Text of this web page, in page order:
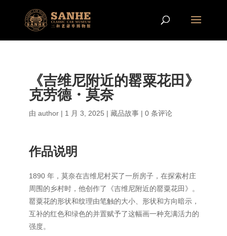
《吉维尼附近的罂粟花田》
克劳德・莫奈
由 author| 1 月 3, 2025 | 藏品故事| 0 条评论
作品说明
1890 年，莫奈在吉维尼村买了一所房子，在探索村庄
周围的乡村时，他创作了《吉维尼附近的罂粟花田》。
罂粟花的形状和纹理由笔触的大小、形状和方向暗示，
互补的红色和绿色的并置赋予了这幅画一种充满活力的
强度。